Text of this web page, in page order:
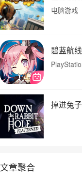
电脑游戏
碧蓝航线
掉进兔
文章聚合